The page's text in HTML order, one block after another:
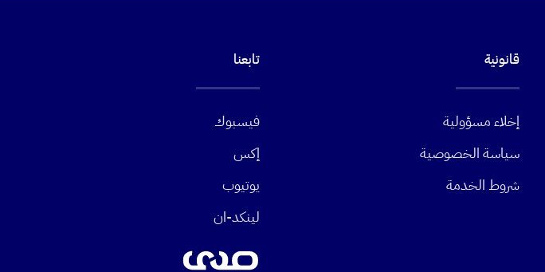
قانونية
إخلاء مسؤولية
سياسة الخصوصية
شروط الخدمة
تابعنا
فيسبوك
إكس
يوتيوب
لينكد-ان